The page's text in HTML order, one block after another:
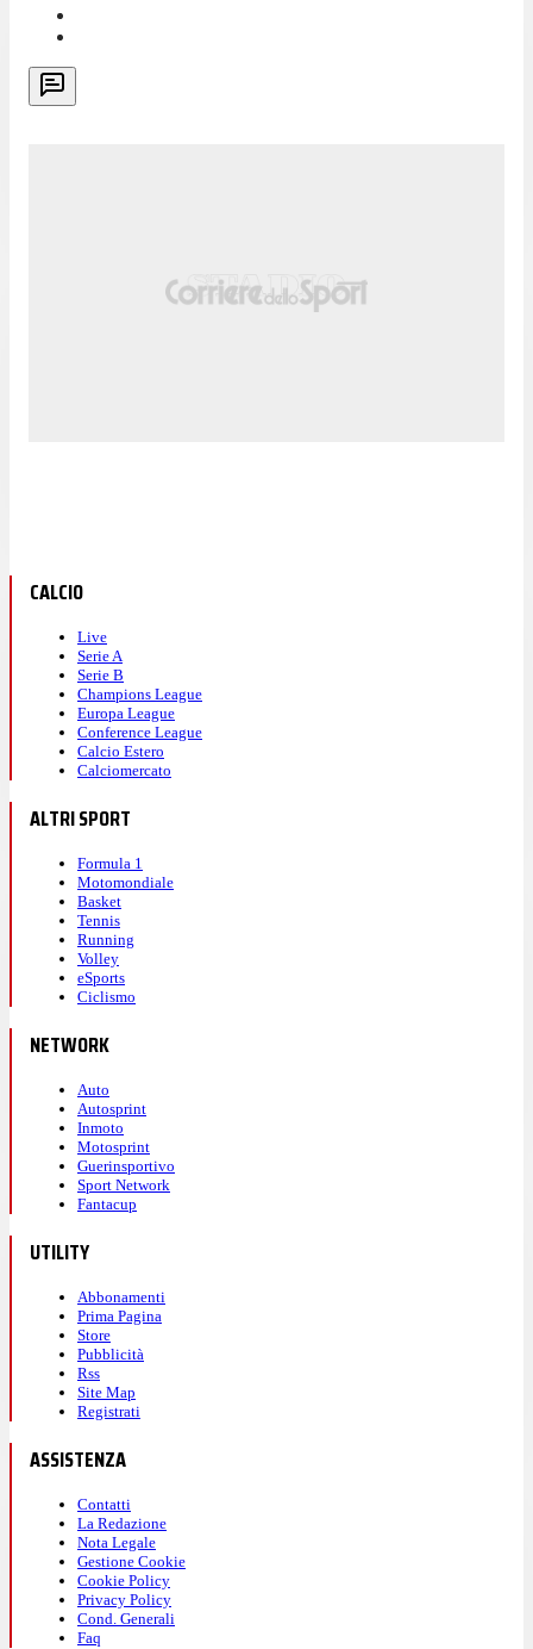
CALCIO
Live
Serie A
Serie B
Champions League
Europa League
Conference League
Calcio Estero
Calciomercato
ALTRI SPORT
Formula 1
Motomondiale
Basket
Tennis
Running
Volley
eSports
Ciclismo
NETWORK
Auto
Autosprint
Inmoto
Motosprint
Guerinsportivo
Sport Network
Fantacup
UTILITY
Abbonamenti
Prima Pagina
Store
Pubblicità
Rss
Site Map
Registrati
ASSISTENZA
Contatti
La Redazione
Nota Legale
Gestione Cookie
Cookie Policy
Privacy Policy
Cond. Generali
Faq